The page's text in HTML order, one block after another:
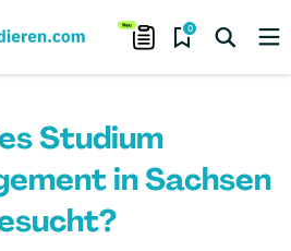
0
Studium
in Sachsen